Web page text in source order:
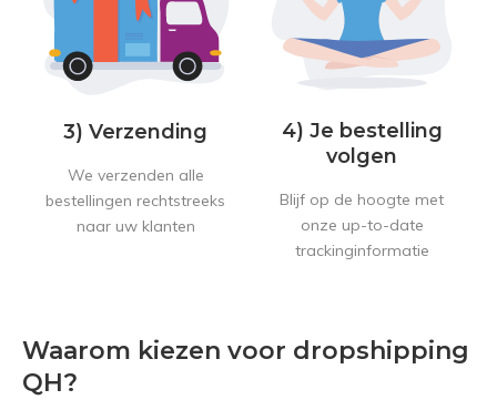
3) Verzending
We verzenden alle
bestellingen rechtstreeks
naar uw klanten
4) Je bestelling
volgen
Blijf op de hoogte met
onze up-to-date
trackinginformatie
Waarom kiezen voor dropshipping
QH?